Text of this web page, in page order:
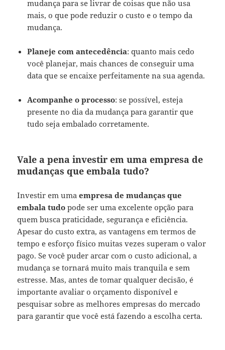
mudança para se livrar de coisas que não usa
mais, o que pode reduzir o custo e o tempo da
mudança.
Planeje com antecedência: quanto mais cedo
você planejar, mais chances de conseguir uma
data que se encaixe perfeitamente na sua agenda.
Acompanhe o processo: se possível, esteja
presente no dia da mudança para garantir que
tudo seja embalado corretamente.
Vale a pena investir em uma empresa de
mudanças que embala tudo?
Investir em umaempresa de mudanças que
embala tudo pode ser uma excelente opção para
quem busca praticidade, segurança e eficiência.
Apesar do custo extra, as vantagens em termos de
tempo e esforço físico muitas vezes superam o valor
pago. Se você puder arcar com o custo adicional, a
mudança se tornará muito mais tranquila e sem
estresse. Mas, antes de tomar qualquer decisão, é
importante avaliar o orçamento disponível e
pesquisar sobre as melhores empresas do mercado
para garantir que você está fazendo a escolha certa.